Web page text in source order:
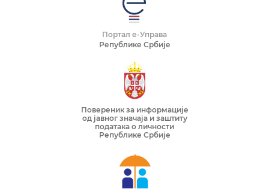
Портал е-Управа
Републике Србије
Повереник за информације
од јавног значаја и заштиту
података о личности
Републике Србије